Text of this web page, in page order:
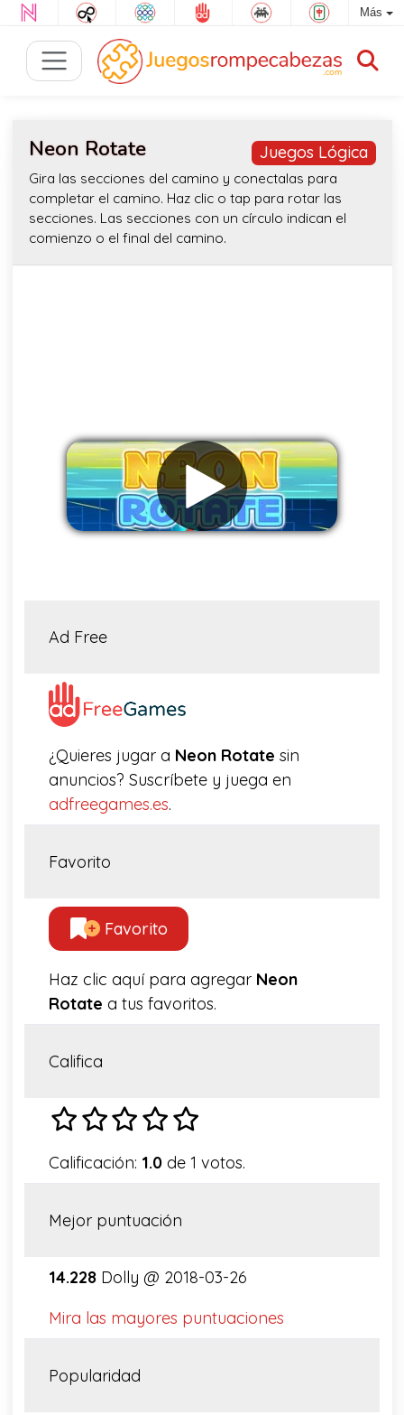
Más
Juegos Lógica
Neon Rotate
Gira las secciones del camino y conectalas para
completar el camino. Haz clic o tap para rotar las
secciones. Las secciones con un círculo indican el
comienzo o el final del camino.
Ad Free
¿Quieres jugar a Neon Rotate sin
anuncios? Suscríbete y juega en
adfreegames.es.
Favorito
Favorito
Haz clic aquí para agregar Neon
Rotate a tus favoritos.
Califica
Calificación: 1.0 de 1 votos.
Mejor puntuación
14.228 Dolly @ 2018-03-26
Mira las mayores puntuaciones
Popularidad